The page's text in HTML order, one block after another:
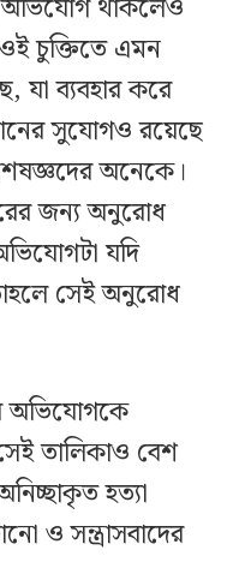
অভিযোগ থাকলেও
চুক্তিতে এমন
যা ব্যবহার করে
সুযোগও রয়েছে
অনেকে।
জন্য অনুরোধ
যদি
সেই অনুরোধ
অভিযোগকে
তালিকাও বেশ
হত্যা
ও সন্ত্রাসবাদের